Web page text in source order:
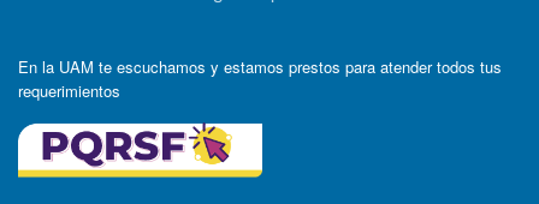
En la UAM te escuchamos y estamos prestos para atender todos tus
requerimientos